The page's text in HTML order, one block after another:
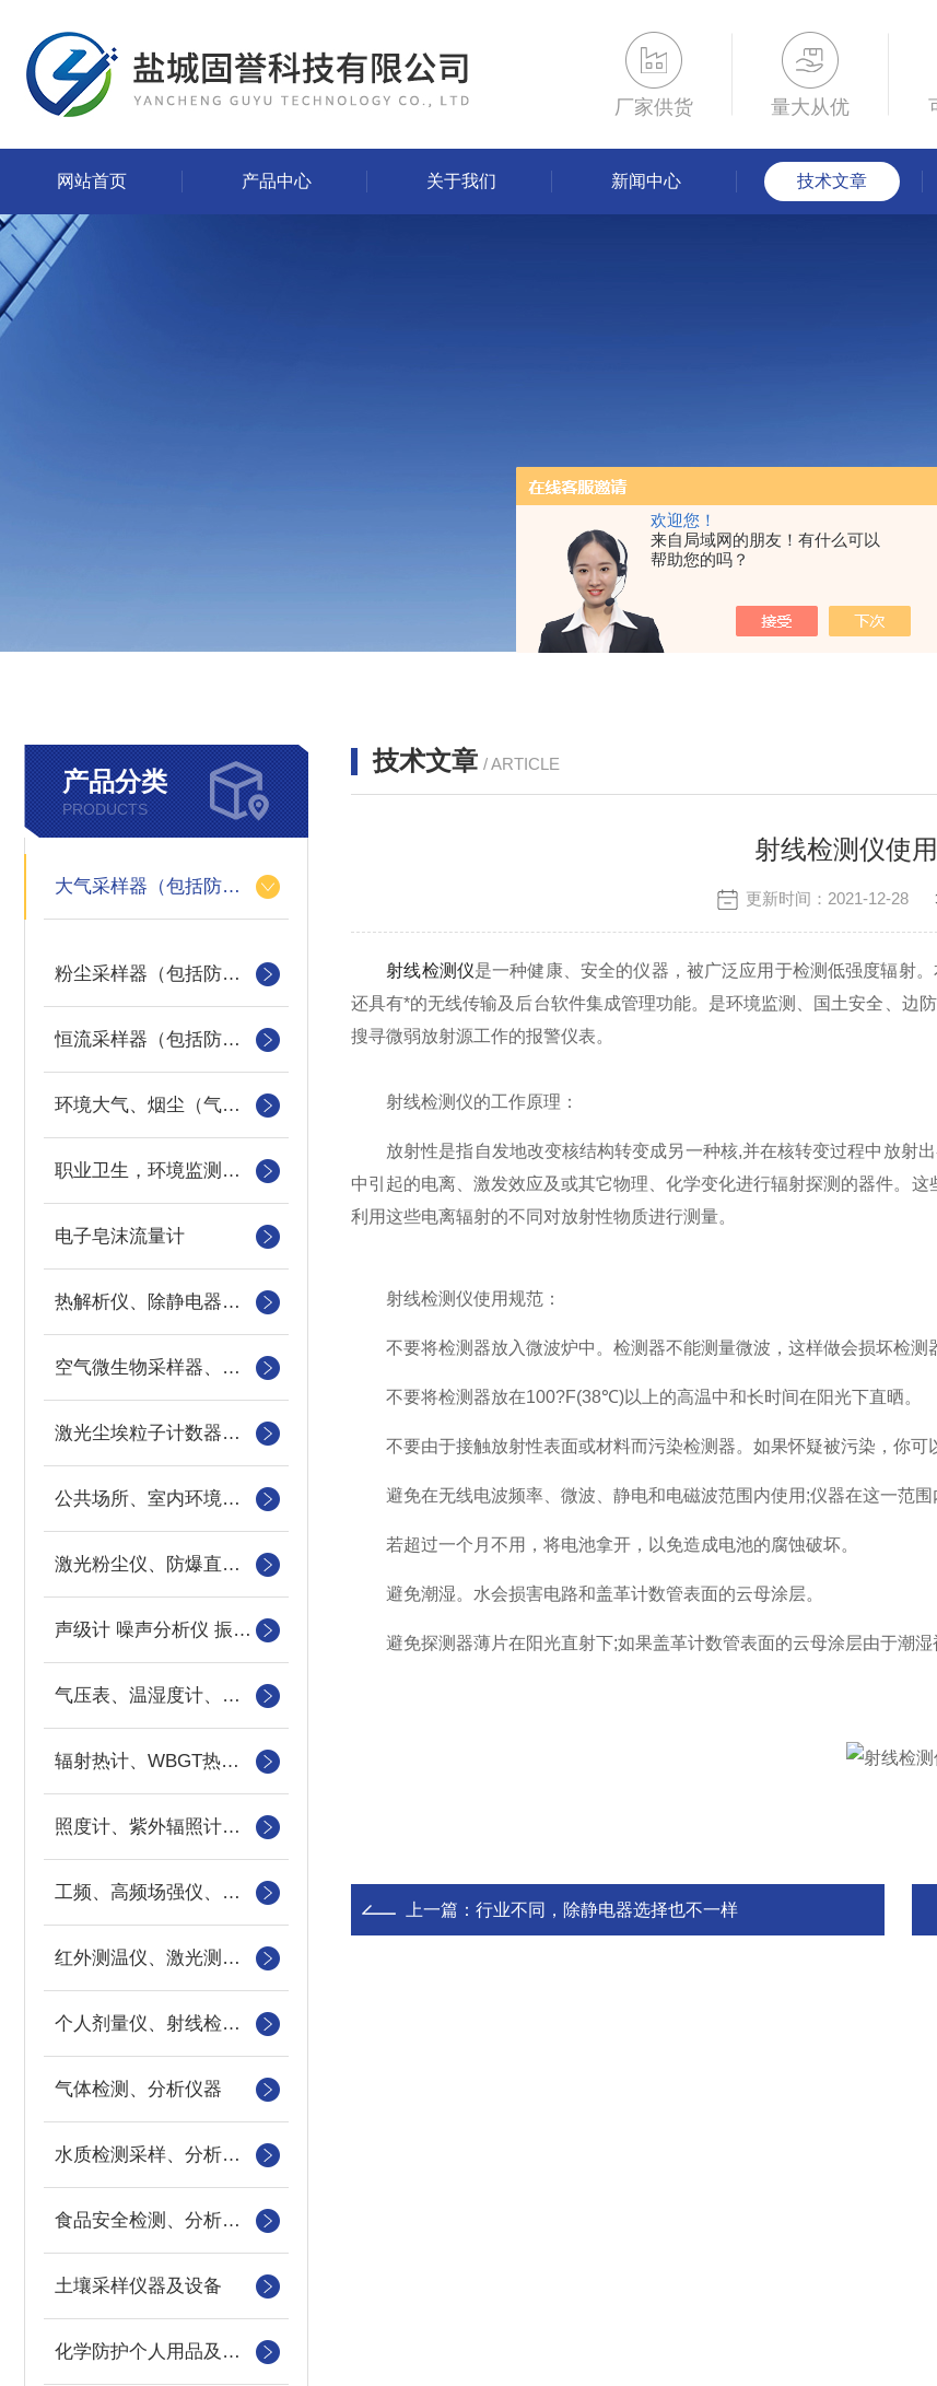
欢迎您！
来自局域网的朋友！有什么可以
帮助您的吗？
厂家供货 量大从优
网站首页 产品中心 关于我们 新闻中心 技术文章
产品分类
PRODUCTS
大气采样器（包括防爆）
粉尘采样器（包括防爆）
恒流采样器（包括防爆）
环境大气、烟尘（气）采样器
职业卫生，环境监测采样类耗材
电子皂沫流量计
热解析仪、除静电器、恒温恒湿称量设备、分散度测定器
空气微生物采样器、室内可吸入颗粒物采样器、真空箱气袋采样器
激光尘埃粒子计数器、浮游菌采样器、采样机器人
公共场所、室内环境检测箱
激光粉尘仪、防爆直读粉尘检测仪
声级计 噪声分析仪 振动仪
气压表、温湿度计、风速仪、风量罩
辐射热计、WBGT热指数仪
照度计、紫外辐照计亮度计
工频、高频场强仪、超高频场强仪、微波漏能检测仪
红外测温仪、激光测距仪、测烟望远镜
个人剂量仪、射线检测仪、氡检测仪
气体检测、分析仪器
水质检测采样、分析仪器
食品安全检测、分析仪器
土壤采样仪器及设备
化学防护个人用品及设备
技术文章 / ARTICLE
射线检测仪使
更新时间：2021-12-28
射线检测仪是一种健康、安全的仪器，被广泛应用于检测低强度辐射
还具有*的无线传输及后台软件集成管理功能。是环境监测、国土安全、边
搜寻微弱放射源工作的报警仪表。
射线检测仪的工作原理：
放射性是指自发地改变核结构转变成另一种核,并在核转变过程中放射
中引起的电离、激发效应及或其它物理、化学变化进行辐射探测的器件。
利用这些电离辐射的不同对放射性物质进行测量。
射线检测仪使用规范：
不要将检测器放入微波炉中。检测器不能测量微波，这样做会损坏检测
不要将检测器放在100?F(38℃)以上的高温中和长时间在阳光下直晒。
不要由于接触放射性表面或材料而污染检测器。如果怀疑被污染，你可
避免在无线电波频率、微波、静电和电磁波范围内使用;仪器在这一范围
若超过一个月不用，将电池拿开，以免造成电池的腐蚀破坏。
避免潮湿。水会损害电路和盖革计数管表面的云母涂层。
避免探测器薄片在阳光直射下;如果盖革计数管表面的云母涂层由于潮湿
上一篇： 行业不同，除静电器选择也不一样